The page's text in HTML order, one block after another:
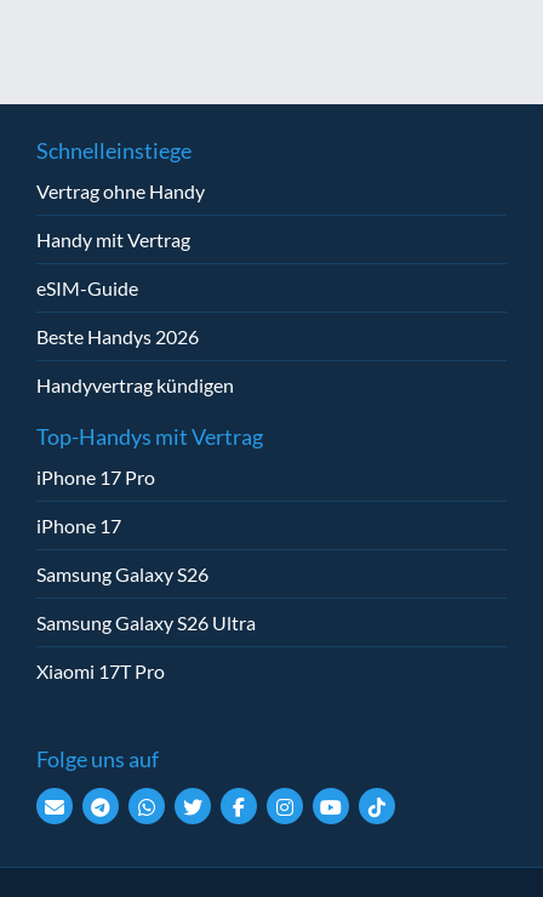
Schnelleinstiege
Vertrag ohne Handy
Handy mit Vertrag
eSIM-Guide
Beste Handys 2026
Handyvertrag kündigen
Top-Handys mit Vertrag
iPhone 17 Pro
iPhone 17
Samsung Galaxy S26
Samsung Galaxy S26 Ultra
Xiaomi 17T Pro
Folge uns auf